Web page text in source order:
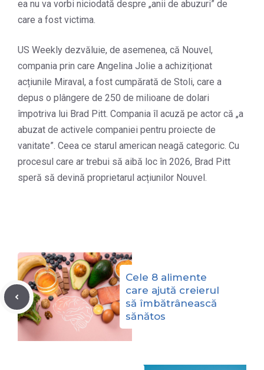
ea nu va vorbi niciodată despre „anii de abuzuri” de
care a fost victima.
US Weekly dezvăluie, de asemenea, că Nouvel,
compania prin care Angelina Jolie a achiziționat
acțiunile Miraval, a fost cumpărată de Stoli, care a
depus o plângere de 250 de milioane de dolari
împotriva lui Brad Pitt. Compania îl acuză pe actor că „a
abuzat de activele companiei pentru proiecte de
vanitate”. Ceea ce starul american neagă categoric. Cu
procesul care ar trebui să aibă loc în 2026, Brad Pitt
speră să devină proprietarul acțiunilor Nouvel.
Cele 8 alimente
care ajută creierul
să îmbătrânească
sănătos